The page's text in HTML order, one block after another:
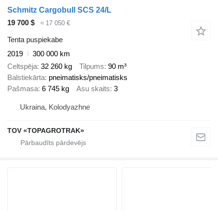
Schmitz Cargobull SCS 24/L
19 700 $
≈ 17 050 €
Tenta puspiekabe
2019
300 000 km
Celtspēja 32 260 kg Tilpums 90 m³
Balstiekārta pneimatisks/pneimatisks
Pašmasa 6 745 kg Asu skaits 3
Ukraina, Kolodyazhne
TOV «TOPAGROTRAK»